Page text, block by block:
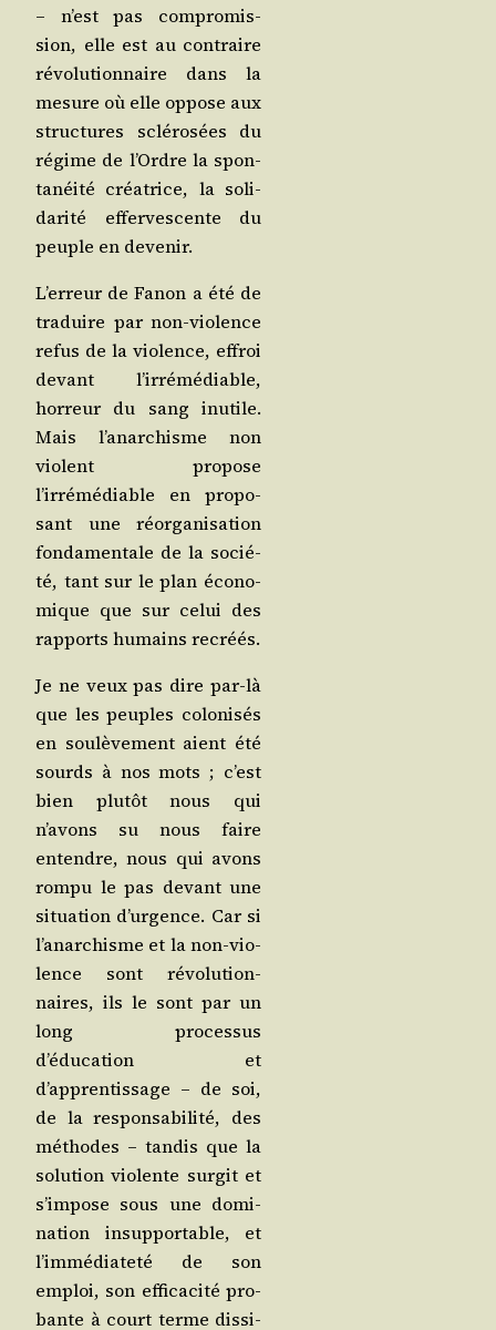
– n’est pas com­pro­mis­
sion, elle est au contraire
révo­lu­tion­naire dans la
mesure où elle oppose aux
struc­tures sclé­ro­sées du
régime de l’Ordre la spon­
ta­néi­té créa­trice, la soli­
da­ri­té effer­ves­cente du
peuple en devenir.
L’erreur de Fanon a été de
tra­duire par non-vio­lence
refus de la vio­lence, effroi
devant l’irrémédiable,
hor­reur du sang inutile.
Mais l’anarchisme non
violent pro­pose
l’irrémédiable en pro­po­
sant une réor­ga­ni­sa­tion
fon­da­men­tale de la socié­
té, tant sur le plan éco­no­
mique que sur celui des
rap­ports humains recréés.
Je ne veux pas dire par-là
que les peuples colo­ni­sés
en sou­lè­ve­ment aient été
sourds à nos mots ; c’est
bien plu­tôt nous qui
n’avons su nous faire
entendre, nous qui avons
rom­pu le pas devant une
situa­tion d’urgence. Car si
l’anarchisme et la non-vio­
lence sont révo­lu­tion­
naires, ils le sont par un
long pro­ces­sus
d’éducation et
d’apprentissage – de soi,
de la res­pon­sa­bi­li­té, des
méthodes – tan­dis que la
solu­tion vio­lente sur­git et
s’impose sous une domi­
na­tion insup­por­table, et
l’immédiateté de son
emploi, son effi­ca­ci­té pro­
bante à court terme dis­si­